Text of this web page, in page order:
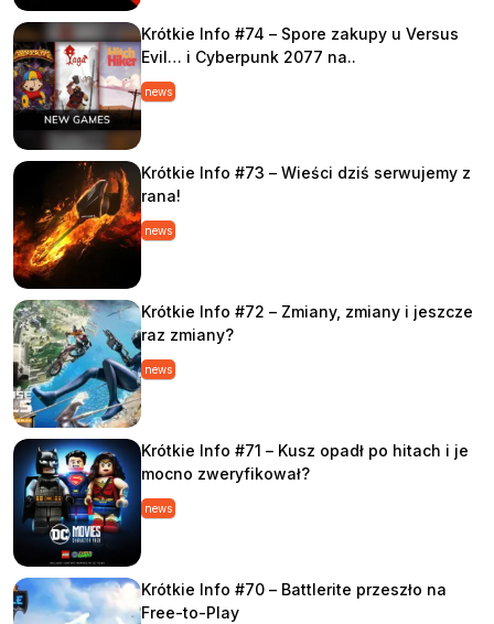
Krótkie Info #74 – Spore zakupy u Versus
Evil… i Cyberpunk 2077 na..
news
Krótkie Info #73 – Wieści dziś serwujemy z
rana!
news
Krótkie Info #72 – Zmiany, zmiany i jeszcze
raz zmiany?
news
Krótkie Info #71 – Kusz opadł po hitach i je
mocno zweryfikował?
news
Krótkie Info #70 – Battlerite przeszło na
Free-to-Play